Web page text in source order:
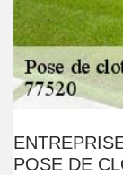
POSE DE